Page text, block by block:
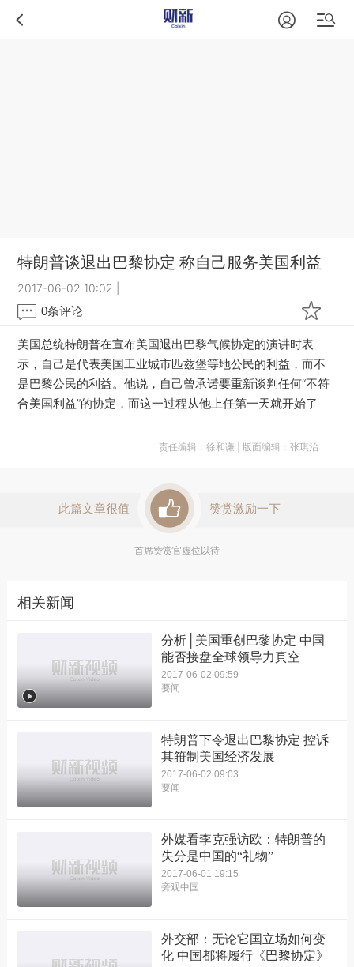
特朗普谈退出巴黎协定 称自己服务美国利益
2017-06-02 10:02
0条评论
美国总统特朗普在宣布美国退出巴黎气候协定的演讲时表
示，自己是代表美国工业城市匹兹堡等地公民的利益，而不
是巴黎公民的利益。他说，自己曾承诺要重新谈判任何“不符
合美国利益”的协定，而这一过程从他上任第一天就开始了
责任编辑：徐和谦 | 版面编辑：张琪治
此篇文章很值 赞赏激励一下
首席赞赏官虚位以待
相关新闻
分析│美国重创巴黎协定 中国
能否接盘全球领导力真空
2017-06-02 09:59
要闻
特朗普下令退出巴黎协定 控诉
其箝制美国经济发展
2017-06-02 09:03
要闻
外媒看李克强访欧：特朗普的
失分是中国的“礼物”
2017-06-01 19:15
旁观中国
外交部：无论它国立场如何变
化 中国都将履行《巴黎协定》